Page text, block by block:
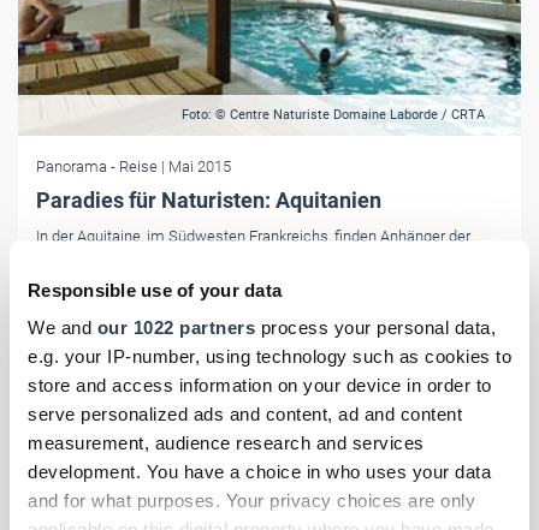
Responsible use of your data
We and our 1022 partners process your personal data,
e.g. your IP-number, using technology such as cookies to
store and access information on your device in order to
serve personalized ads and content, ad and content
measurement, audience research and services
development. You have a choice in who uses your data
and for what purposes. Your privacy choices are only
Foto: © Centre Naturiste Domaine Laborde / CRTA
Panorama - Reise | Mai 2015
Paradies für Naturisten: Aquitanien
In der Aquitaine, im Südwesten Frankreichs, finden Anhänger der
sowie Unterkünfte, die ganz auf ihre Bedürfnisse zugeschnitten sind.